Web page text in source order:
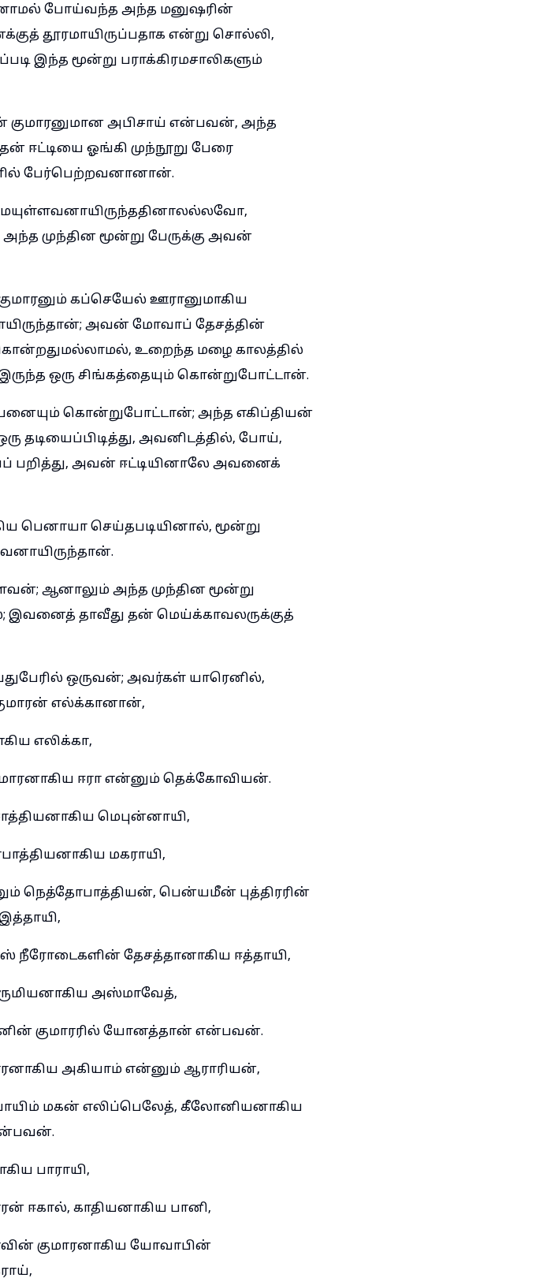
போய்வந்த அந்த மனுஷரின்
தூரமாயிருப்பதாக என்று சொல்லி,
இந்த மூன்று பராக்கிரமசாலிகளும்
குமாரனுமான அபிசாய் என்பவன், அந்த
ஈட்டியை ஓங்கி முந்நூறு பேரை
பேர்பெற்றவனானான்.
முந்தின மூன்று பேருக்கு அவன்
கப்செயேல் ஊரானுமாகிய
அவன் மோவாப் தேசத்தின்
உறைந்த மழை காலத்தில்
ஒரு சிங்கத்தையும் கொன்றுபோட்டான்.
கொன்றுபோட்டான்; அந்த எகிப்தியன்
தடியைப்பிடித்து, அவனிடத்தில், போய்,
பறித்து, அவன் ஈட்டியினாலே அவனைக்
பெனாயா செய்தபடியினால், மூன்று
ஆனாலும் அந்த முந்தின மூன்று
தாவீது தன் மெய்க்காவலருக்குத்
ஒருவன்; அவர்கள் யாரெனில்,
எல்க்கானான்,
எலிக்கா,
ஈரா என்னும் தெக்கோவியன்.
மெபுன்னாயி,
மகராயி,
நெத்தோபாத்தியன், பென்யமீன் புத்திரரின்
நீரோடைகளின் தேசத்தானாகிய ஈத்தாயி,
அஸ்மாவேத்,
குமாரரில் யோனத்தான் என்பவன்.
அகியாம் என்னும் ஆராரியன்,
மகன் எலிப்பெலேத், கீலோனியனாகிய
பாராயி,
ஈகால், காதியனாகிய பானி,
குமாரனாகிய யோவாபின்